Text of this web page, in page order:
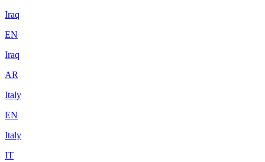
Iraq
EN
Iraq
AR
Italy
EN
Italy
IT